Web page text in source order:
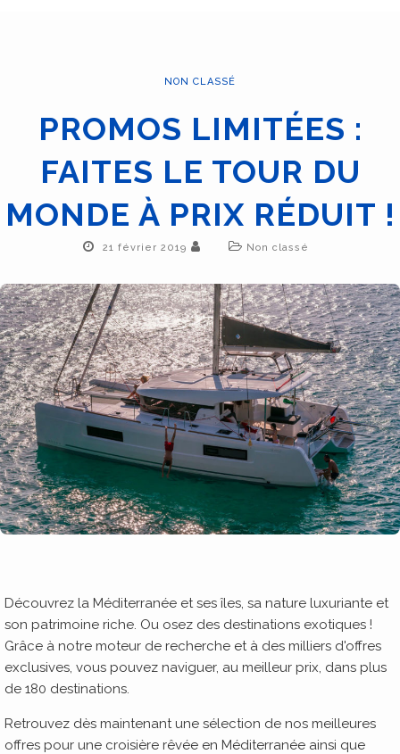
NON CLASSÉ
PROMOS LIMITÉES :
FAITES LE TOUR DU
MONDE À PRIX RÉDUIT !
21 février 2019 Non classé
Découvrez la Méditerranée et ses îles, sa nature luxuriante et
son patrimoine riche. Ou osez des destinations exotiques !
Grâce à notre moteur de recherche et à des milliers d'offres
exclusives, vous pouvez naviguer, au meilleur prix, dans plus
de 180 destinations.
Retrouvez dès maintenant une sélection de nos meilleures
offres pour une croisière rêvée en Méditerranée ainsi que